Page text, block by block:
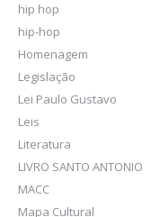
hip hop
hip-hop
Homenagem
Legislação
Lei Paulo Gustavo
Leis
Literatura
LIVRO SANTO ANTONIO
MACC
Mapa Cultural